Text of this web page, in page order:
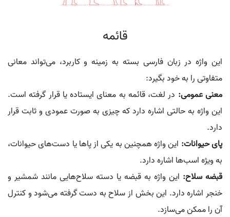
قائمه
این واژه در زبان فارسی بسته به زمینه و کاربرد، می‌تواند معانی
متفاوتی را به خود بگیرد:
معنی عمومی: در لغت، قائمه به معنای ایستاده یا قرار گرفته است.
این واژه به حالتی اشاره دارد که چیزی به صورت عمودی و ثابت قرار
دارد.
پای حیوانات: این واژه همچنین به یکی از پاها یا دست‌های حیوانات،
به ویژه اسب‌ها اشاره دارد.
قبضه سلاح: این واژه به قبضه یا دسته سلاح‌هایی مانند شمشیر و
خنجر اشاره دارد. این بخش از سلاح به دست گرفته می‌شود و کنترل
آن را ممکن می‌سازد.